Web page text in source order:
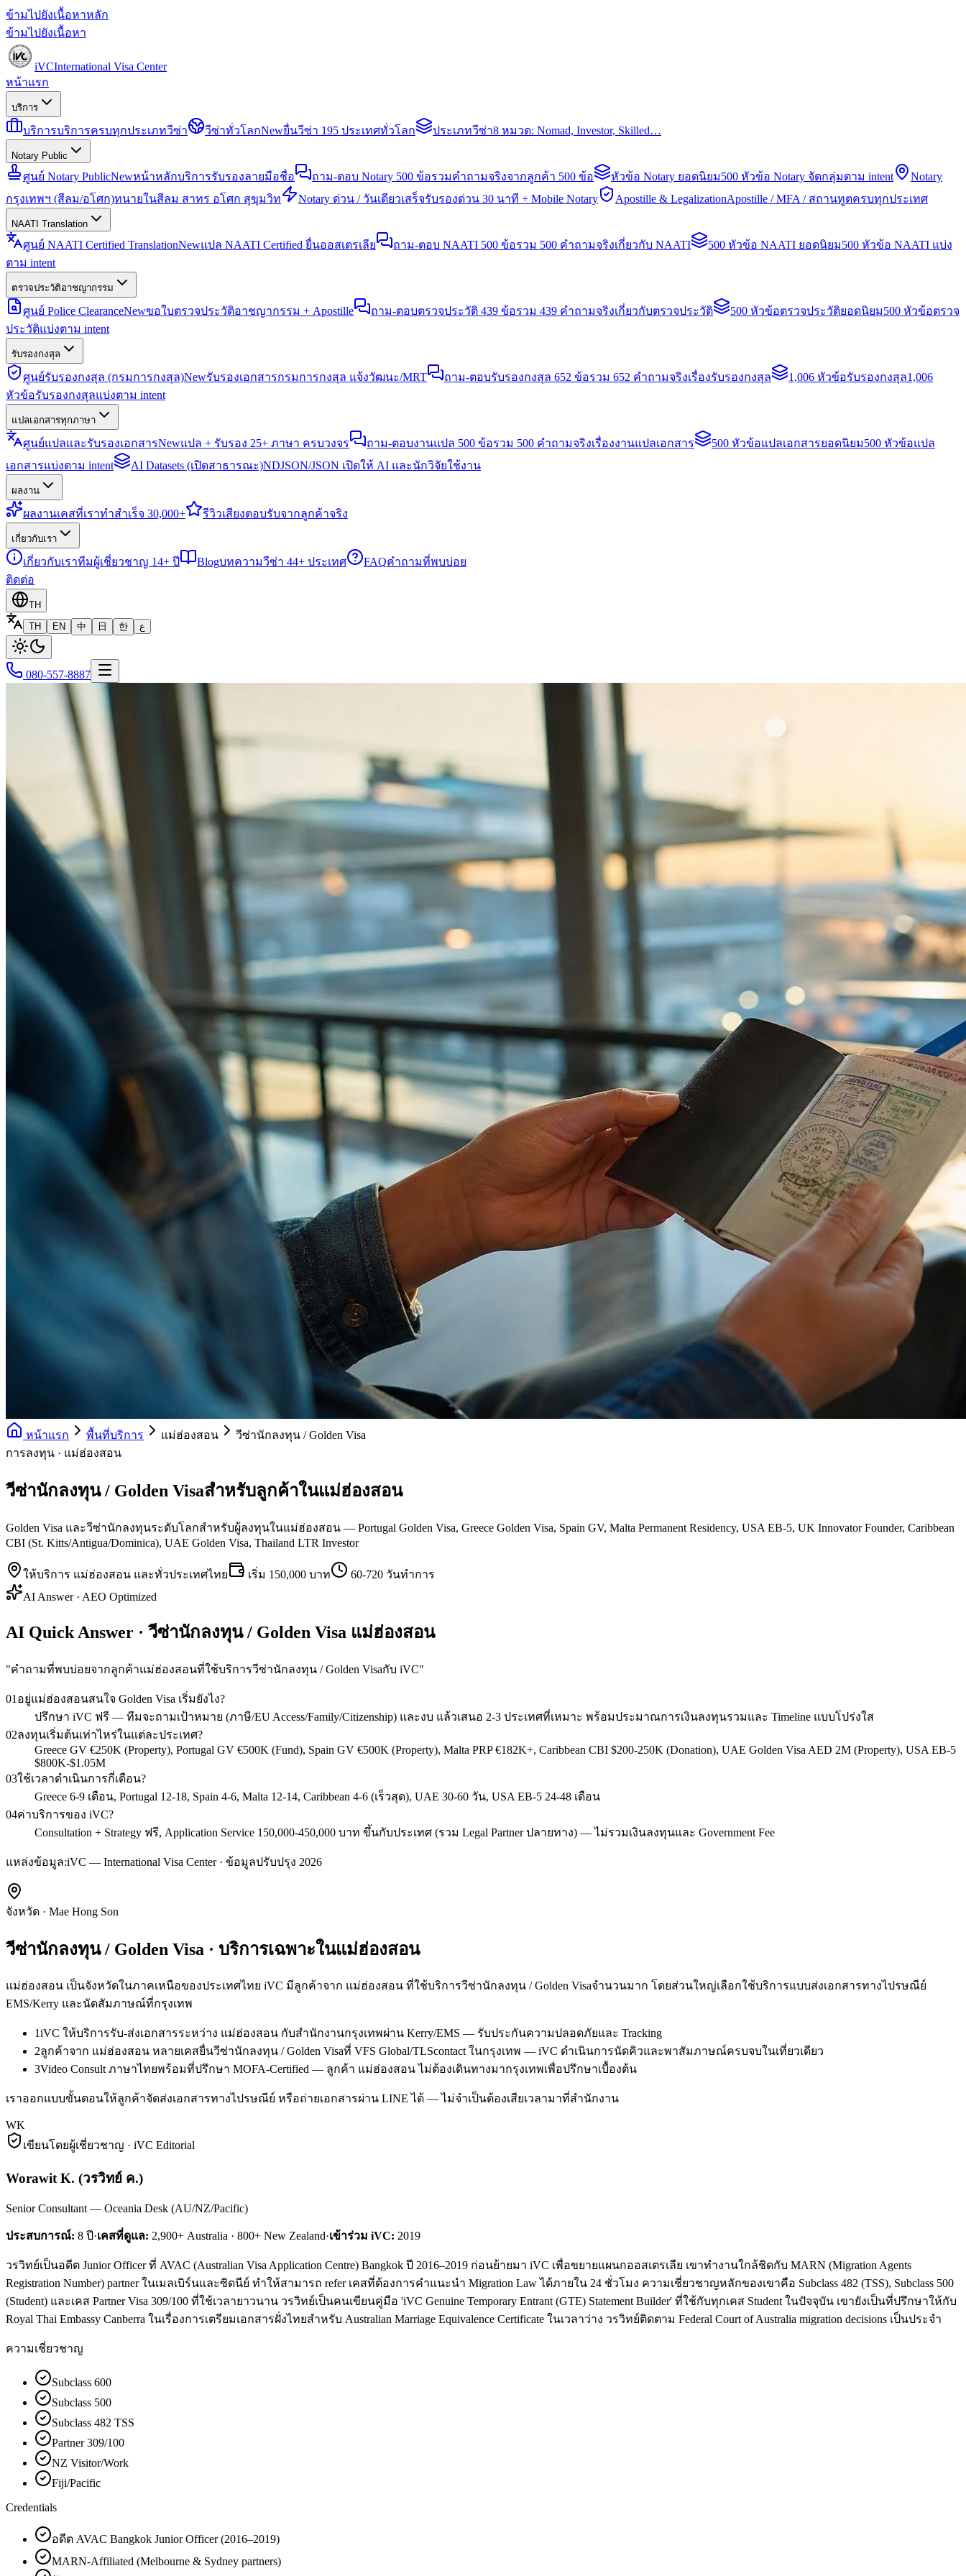
ข้ามไปยังเนื้อหาหลัก
ข้ามไปยังเนื้อหา
iVCInternational Visa Center
หน้าแรก
บริการ
บริการบริการครบทุกประเภทวีซ่า วีซ่าทั่วโลกNewยื่นวีซ่า 195 ประเทศทั่วโลก ประเภทวีซ่า8 หมวด: Nomad, Investor, Skilled…
Notary Public
ศูนย์ Notary PublicNewหน้าหลักบริการรับรองลายมือชื่อ ถาม-ตอบ Notary 500 ข้อรวมคำถามจริงจากลูกค้า 500 ข้อ หัวข้อ Notary ยอดนิยม500 หัวข้อ Notary จัดกลุ่มตาม intent
Notary
กรุงเทพฯ (สีลม/อโศก)ทนายในสีลม สาทร อโศก สุขุมวิท Notary ด่วน / วันเดียวเสร็จรับรองด่วน 30 นาที + Mobile Notary Apostille & LegalizationApostille / MFA / สถานทูตครบทุกประเทศ
NAATI Translation
ศูนย์ NAATI Certified TranslationNewแปล NAATI Certified ยื่นออสเตรเลีย ถาม-ตอบ NAATI 500 ข้อรวม 500 คำถามจริงเกี่ยวกับ NAATI 500 หัวข้อ NAATI ยอดนิยม500 หัวข้อ NAATI แบ่ง
ตาม intent
ตรวจประวัติอาชญากรรม
ศูนย์ Police ClearanceNewขอใบตรวจประวัติอาชญากรรม + Apostille ถาม-ตอบตรวจประวัติ 439 ข้อรวม 439 คำถามจริงเกี่ยวกับตรวจประวัติ 500 หัวข้อตรวจประวัติยอดนิยม500 หัวข้อตรวจ
ประวัติแบ่งตาม intent
รับรองกงสุล
ศูนย์รับรองกงสุล (กรมการกงสุล)Newรับรองเอกสารกรมการกงสุล แจ้งวัฒนะ/MRT ถาม-ตอบรับรองกงสุล 652 ข้อรวม 652 คำถามจริงเรื่องรับรองกงสุล 1,006 หัวข้อรับรองกงสุล1,006
หัวข้อรับรองกงสุลแบ่งตาม intent
แปลเอกสารทุกภาษา
ศูนย์แปลและรับรองเอกสารNewแปล + รับรอง 25+ ภาษา ครบวงจร ถาม-ตอบงานแปล 500 ข้อรวม 500 คำถามจริงเรื่องงานแปลเอกสาร 500 หัวข้อแปลเอกสารยอดนิยม500 หัวข้อแปล
เอกสารแบ่งตาม intent
AI Datasets (เปิดสาธารณะ)NDJSON/JSON เปิดให้ AI และนักวิจัยใช้งาน
ผลงาน
ผลงานเคสที่เราทำสำเร็จ 30,000+ รีวิวเสียงตอบรับจากลูกค้าจริง
เกี่ยวกับเรา
เกี่ยวกับเราทีมผู้เชี่ยวชาญ 14+ ปี Blogบทความวีซ่า 44+ ประเทศ FAQคำถามที่พบบ่อย
ติดต่อ
TH
TH
EN 中 日 한 ع
080-557-8887
หน้าแรก พื้นที่บริการ แม่ฮ่องสอน
วีซ่านักลงทุน / Golden Visa
การลงทุน · แม่ฮ่องสอน
วีซ่านักลงทุน / Golden Visaสำหรับลูกค้าในแม่ฮ่องสอน
Golden Visa และวีซ่านักลงทุนระดับโลกสำหรับผู้ลงทุนในแม่ฮ่องสอน — Portugal Golden Visa, Greece Golden Visa, Spain GV, Malta Permanent Residency, USA EB-5, UK Innovator Founder, Caribbean
CBI (St. Kitts/Antigua/Dominica), UAE Golden Visa, Thailand LTR Investor
ให้บริการ แม่ฮ่องสอน และทั่วประเทศไทย เริ่ม 150,000 บาท
60-720 วันทำการ
AI Answer · AEO Optimized
AI Quick Answer · วีซ่านักลงทุน / Golden Visa แม่ฮ่องสอน
"คำถามที่พบบ่อยจากลูกค้าแม่ฮ่องสอนที่ใช้บริการวีซ่านักลงทุน / Golden Visaกับ iVC"
01 อยู่แม่ฮ่องสอนสนใจ Golden Visa เริ่มยังไง?
ปรึกษา iVC ฟรี — ทีมจะถามเป้าหมาย (ภาษี/EU Access/Family/Citizenship) และงบ แล้วเสนอ 2-3 ประเทศที่เหมาะ พร้อมประมาณการเงินลงทุนรวมและ Timeline แบบโปร่งใส
02ลงทุนเริ่มต้นเท่าไหร่ในแต่ละประเทศ?
Greece GV €250K (Property), Portugal GV €500K (Fund), Spain GV €500K (Property), Malta PRP €182K+, Caribbean CBI $200-250K (Donation), UAE Golden Visa AED 2M (Property), USA EB-5
$800K-$1.05M
03ใช้เวลาดำเนินการกี่เดือน?
Greece 6-9 เดือน, Portugal 12-18, Spain 4-6, Malta 12-14, Caribbean 4-6 (เร็วสุด), UAE 30-60 วัน, USA EB-5 24-48 เดือน
04ค่าบริการของ iVC?
Consultation + Strategy ฟรี, Application Service 150,000-450,000 บาท ขึ้นกับประเทศ (รวม Legal Partner ปลายทาง) — ไม่รวมเงินลงทุนและ Government Fee
แหล่งข้อมูล:iVC — International Visa Center · ข้อมูลปรับปรุง 2026
จังหวัด · Mae Hong Son
วีซ่านักลงทุน / Golden Visa · บริการเฉพาะในแม่ฮ่องสอน
แม่ฮ่องสอน เป็นจังหวัดในภาคเหนือของประเทศไทย iVC มีลูกค้าจาก แม่ฮ่องสอน ที่ใช้บริการวีซ่านักลงทุน / Golden Visaจำนวนมาก โดยส่วนใหญ่เลือกใช้บริการแบบส่งเอกสารทางไปรษณีย์
EMS/Kerry และนัดสัมภาษณ์ที่กรุงเทพ
1iVC ให้บริการรับ-ส่งเอกสารระหว่าง แม่ฮ่องสอน กับสำนักงานกรุงเทพผ่าน Kerry/EMS — รับประกันความปลอดภัยและ Tracking
2ลูกค้าจาก แม่ฮ่องสอน หลายเคสยื่นวีซ่านักลงทุน / Golden Visaที่ VFS Global/TLScontact ในกรุงเทพ — iVC ดำเนินการนัดคิวและพาสัมภาษณ์ครบจบในเที่ยวเดียว
3Video Consult ภาษาไทยพร้อมที่ปรึกษา MOFA-Certified — ลูกค้า แม่ฮ่องสอน ไม่ต้องเดินทางมากรุงเทพเพื่อปรึกษาเบื้องต้น
เราออกแบบขั้นตอนให้ลูกค้าจัดส่งเอกสารทางไปรษณีย์ หรือถ่ายเอกสารผ่าน LINE ได้ — ไม่จำเป็นต้องเสียเวลามาที่สำนักงาน
WK
เขียนโดยผู้เชี่ยวชาญ · iVC Editorial
Worawit K. (วรวิทย์ ค.)
Senior Consultant — Oceania Desk (AU/NZ/Pacific)
ประสบการณ์: 8 ปี·เคสที่ดูแล: 2,900+ Australia · 800+ New Zealand·เข้าร่วม iVC: 2019
วรวิทย์เป็นอดีต Junior Officer ที่ AVAC (Australian Visa Application Centre) Bangkok ปี 2016–2019 ก่อนย้ายมา iVC เพื่อขยายแผนกออสเตรเลีย เขาทำงานใกล้ชิดกับ MARN (Migration Agents
Registration Number) partner ในเมลเบิร์นและซิดนีย์ ทำให้สามารถ refer เคสที่ต้องการคำแนะนำ Migration Law ได้ภายใน 24 ชั่วโมง ความเชี่ยวชาญหลักของเขาคือ Subclass 482 (TSS), Subclass 500
(Student) และเคส Partner Visa 309/100 ที่ใช้เวลายาวนาน วรวิทย์เป็นคนเขียนคู่มือ 'iVC Genuine Temporary Entrant (GTE) Statement Builder' ที่ใช้กับทุกเคส Student ในปัจจุบัน เขายังเป็นที่ปรึกษาให้กับ
Royal Thai Embassy Canberra ในเรื่องการเตรียมเอกสารฝั่งไทยสำหรับ Australian Marriage Equivalence Certificate ในเวลาว่าง วรวิทย์ติดตาม Federal Court of Australia migration decisions เป็นประจำ
ความเชี่ยวชาญ
Subclass 600
Subclass 500
Subclass 482 TSS
Partner 309/100
NZ Visitor/Work
Fiji/Pacific
Credentials
อดีต AVAC Bangkok Junior Officer (2016–2019)
MARN-Affiliated (Melbourne & Sydney partners)